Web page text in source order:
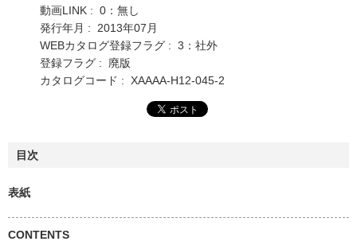
動画LINK : 0：無し
発行年月 : 2013年07月
WEBカタログ登録フラグ : 3：社外
登録フラグ : 廃版
カタログコード : XAAAA-H12-045-2
目次
表紙
CONTENTS